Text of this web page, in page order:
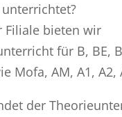
Filiale bieten wir
für B, BE,
Mofa, AM, A1, A2,
der